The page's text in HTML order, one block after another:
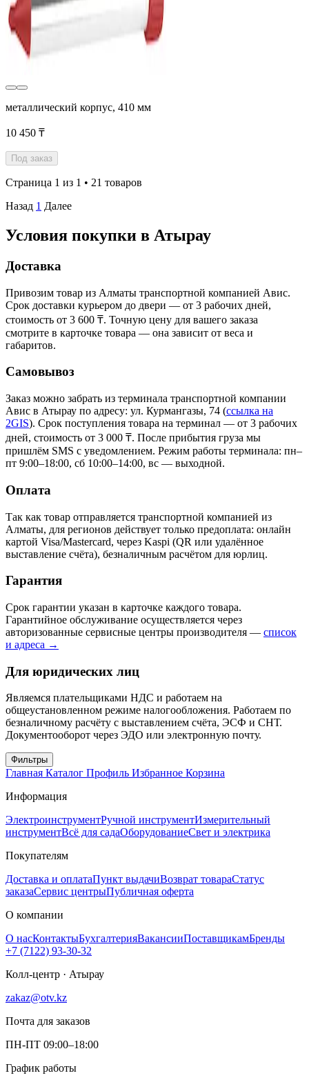
металлический корпус, 410 мм
10 450 ₸
Под заказ
Страница 1 из 1 • 21 товаров
Назад 1 Далее
Условия покупки в Атырау
Доставка
Привозим товар из Алматы транспортной компанией Авис.
Срок доставки курьером до двери — от 3 рабочих дней,
стоимость от 3 600 ₸. Точную цену для вашего заказа
смотрите в карточке товара — она зависит от веса и
габаритов.
Самовывоз
Заказ можно забрать из терминала транспортной компании
Авис в Атырау по адресу: ул. Курмангазы, 74 (ссылка на
2GIS). Срок поступления товара на терминал — от 3 рабочих
дней, стоимость от 3 000 ₸. После прибытия груза мы
пришлём SMS с уведомлением. Режим работы терминала: пн–
пт 9:00–18:00, сб 10:00–14:00, вс — выходной.
Оплата
Так как товар отправляется транспортной компанией из
Алматы, для регионов действует только предоплата: онлайн
картой Visa/Mastercard, через Kaspi (QR или удалённое
выставление счёта), безналичным расчётом для юрлиц.
Гарантия
Срок гарантии указан в карточке каждого товара.
Гарантийное обслуживание осуществляется через
авторизованные сервисные центры производителя — список
и адреса →
Для юридических лиц
Являемся плательщиками НДС и работаем на
общеустановленном режиме налогообложения. Работаем по
безналичному расчёту с выставлением счёта, ЭСФ и СНТ.
Документооборот через ЭДО или электронную почту.
Фильтры
Главная Каталог Профиль Избранное Корзина
Информация
ЭлектроинструментРучной инструментИзмерительный
инструментВсё для садаОборудованиеСвет и электрика
Покупателям
Доставка и оплатаПункт выдачиВозврат товараСтатус
заказаСервис центрыПубличная оферта
О компании
О насКонтактыБухгалтерияВакансииПоставщикамБренды
+7 (7122) 93-30-32
Колл-центр · Атырау
zakaz@otv.kz
Почта для заказов
ПН-ПТ 09:00–18:00
График работы